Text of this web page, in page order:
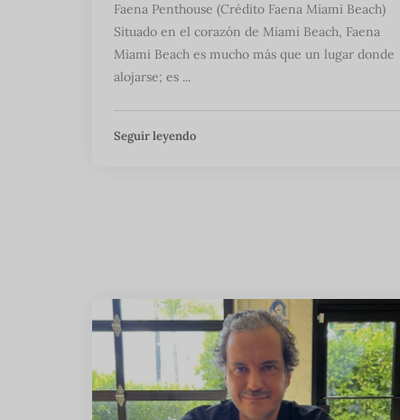
Faena Penthouse (Crédito Faena Miami Beach)
Situado en el corazón de Miami Beach, Faena
Miami Beach es mucho más que un lugar donde
alojarse; es ...
Seguir leyendo